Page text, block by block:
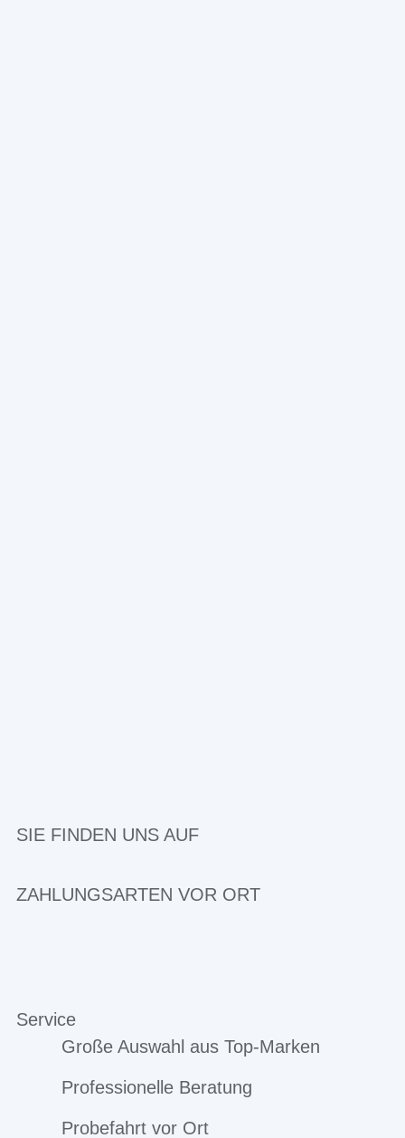
SIE FINDEN UNS AUF
ZAHLUNGSARTEN VOR ORT
Service
Große Auswahl aus Top-Marken
Professionelle Beratung
Probefahrt vor Ort